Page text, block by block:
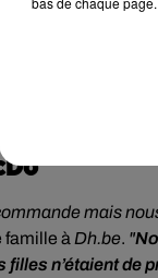
mais
famille à Dh.be. "
n’étaient de